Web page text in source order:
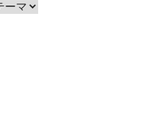
で簡単に管理